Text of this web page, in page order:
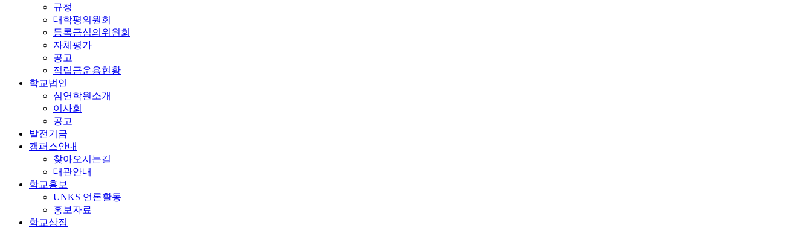
규정
대학평의원회
등록금심의위원회
자체평가
공고
적립금운용현황
학교법인
심연학원소개
이사회
공고
발전기금
캠퍼스안내
찾아오시는길
대관안내
학교홍보
UNKS 언론활동
홍보자료
학교상징